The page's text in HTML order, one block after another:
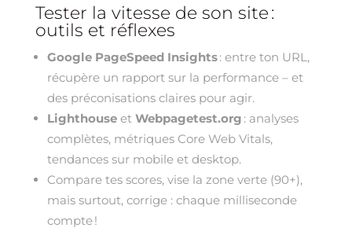
Tester la vitesse de son site :
outils et réflexes
Google PageSpeed Insights: entre ton URL,
récupère un rapport sur la performance – et
des préconisations claires pour agir.
Lighthouseet Webpagetest.org : analyses
complètes, métriques Core Web Vitals,
tendances sur mobile et desktop.
Compare tes scores, vise la zone verte (90+),
mais surtout, corrige : chaque milliseconde
compte !